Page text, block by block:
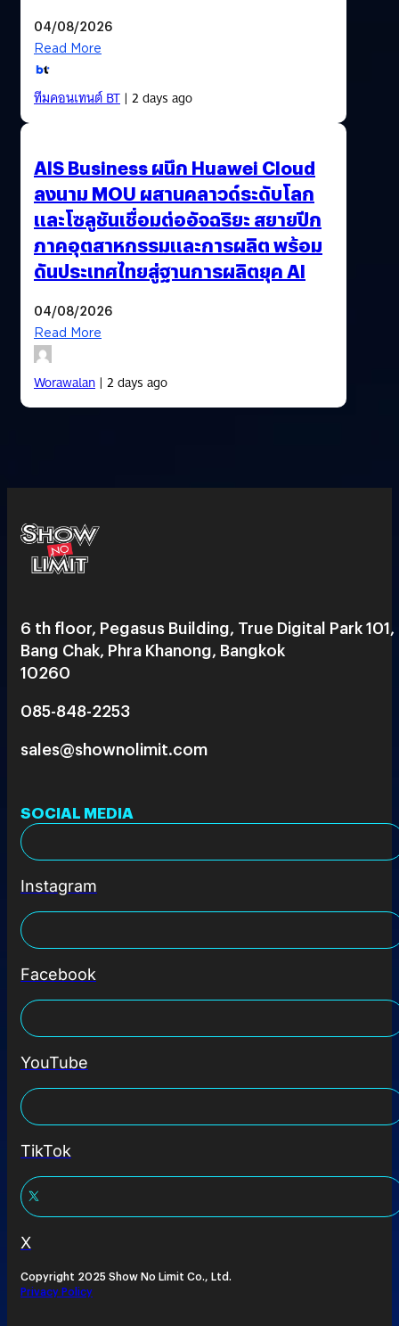
04/08/2026
Read More
ทีมคอนเทนต์ BT| 2 days ago
AIS Business ผนึก Huawei Cloud
ลงนาม MOU ผสานคลาวด์ระดับโลก
และโซลูชันเชื่อมต่ออัจฉริยะ สยายปีก
ภาคอุตสาหกรรมและการผลิต พร้อม
ดันประเทศไทยสู่ฐานการผลิตยุค AI
04/08/2026
Read More
Worawalan| 2 days ago
6 th floor, Pegasus Building, True Digital Park 101,
Bang Chak, Phra Khanong, Bangkok
10260
085-848-2253
sales@shownolimit.com
SOCIAL MEDIA
Instagram
Facebook
YouTube
TikTok
X
Copyright 2025 Show No Limit Co., Ltd.
Privacy Policy